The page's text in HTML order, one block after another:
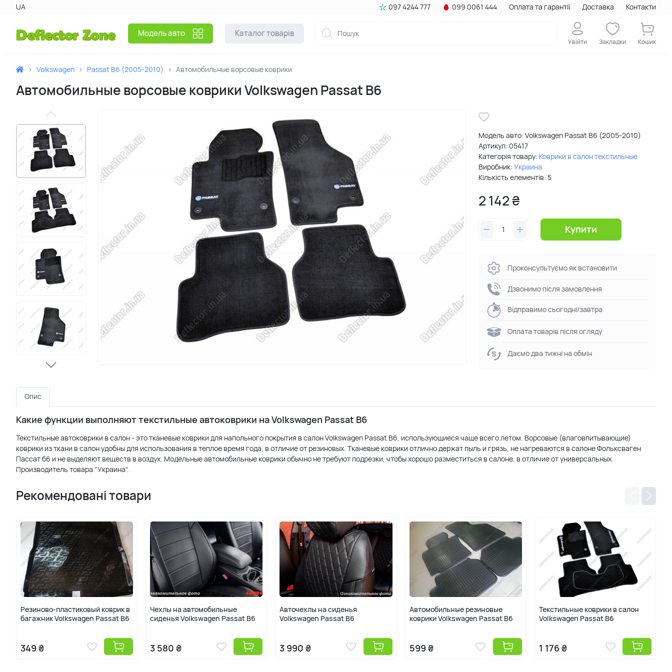
UA 097 4244 777 099 0061 444 Оплата та гарантії Доставка Контакти
Модель авто Каталог товарів
Увійти Закладки Кошик
Volkswagen Passat B6 (2005-2010) Автомобильные ворсовые коврики
Автомобильные ворсовые коврики Volkswagen Passat B6
Модель авто: Volkswagen Passat B6 (2005-2010)
Артикул: 05417
Категорія товару: Коврики в салон текстильные
Виробник: Украина
Кількість елементів: 5
2 142 ₴
Купити
Проконсультуємо як встановити
Дзвонимо після замовлення
Відправимо сьогодні/завтра
Оплата товарів після огляду
Даємо два тижні на обмін
Опис
Какие функции выполняют текстильные автоковрики на Volkswagen Passat B6
Текстильные автоковрики в салон - это тканевые коврики для напольного покрытия в салон Volkswagen Passat B6, использующиеся чаще всего летом. Ворсовые (влаговпитывающие)
коврики из ткани в салон удобны для использования в теплое время года, в отличие от резиновых. Тканевые коврики отлично держат пыль и грязь, не нагреваются в салоне Фольксваген
Пассат б6 и не выделяют веществ в воздух. Модельные автомобильные коврики обычно не требуют подрезки, чтобы хорошо разместиться в салоне, в отличие от универсальных.
Производитель товара "Украина".
Рекомендовані товари
Резиново-пластиковый коврик в
багажник Volkswagen Passat B6
349 ₴
Чехлы на автомобильные
сиденья Volkswagen Passat B6
3 580 ₴
Авточехлы на сиденья
Volkswagen Passat B6
3 990 ₴
Автомобильные резиновые
коврики Volkswagen Passat B6
599 ₴
Текстильные коврики в салон
Volkswagen Passat B6
1 176 ₴